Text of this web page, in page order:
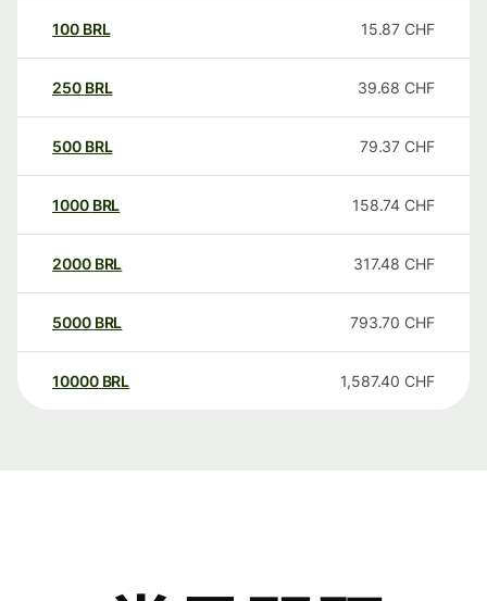
100 BRL 15.87 CHF
250 BRL 39.68 CHF
500 BRL 79.37 CHF
1000 BRL 158.74 CHF
2000 BRL 317.48 CHF
5000 BRL 793.70 CHF
10000 BRL 1,587.40 CHF